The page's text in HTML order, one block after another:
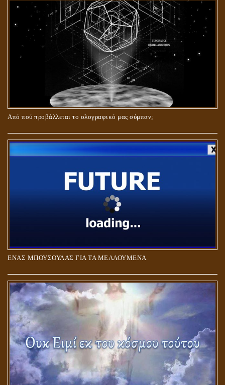
Από πού προβάλλεται το ολογραφικό μας σύμπαν;
ΕΝΑΣ ΜΠΟΥΣΟΥΛΑΣ ΓΙΑ ΤΑ ΜΕΛΛΟΥΜΕΝΑ
ΚΑΙ ΜΕ ΕΝΑΡΕΤΗ ΖΩΗ;
ΑΓΑΠΗ: ΚΑΤΑΣΤΑΣΗ Ή ΣΥΝΑΙΣΘΗΜΑ?
Η ΕΠΑΦΗ ΜΕ ΤΟ ΠΝΕΥΜΑ